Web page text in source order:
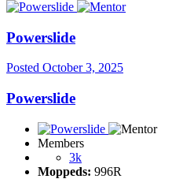
Powerslide
Posted October 3, 2025
Powerslide
Members
3k
Moppeds: 996R